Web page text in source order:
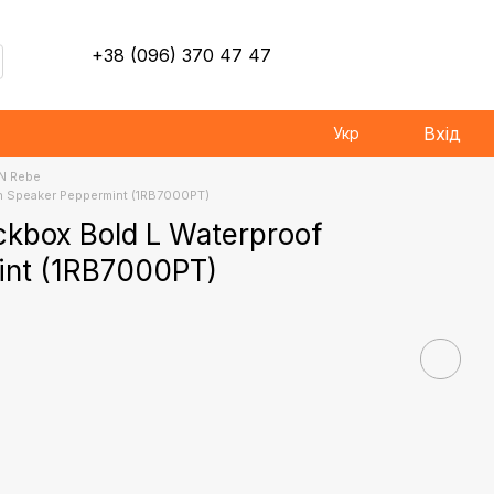
+38 (096) 370 47 47
Укр Вхід
Rebe
Peppermint (1RB7000PT)
Bold L Waterproof
(1RB7000PT)